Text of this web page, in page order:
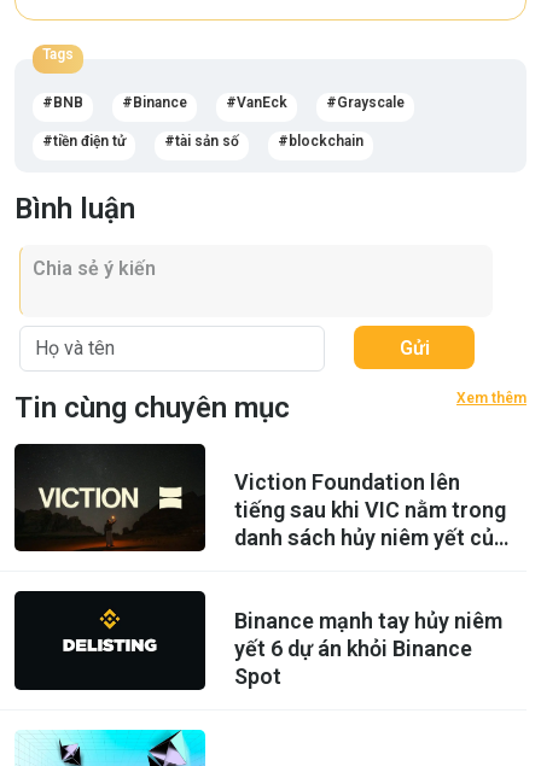
Tags
BNB Binance VanEck Grayscale
tiền điện tử tài sản số blockchain
Bình luận
Gửi
Tin cùng chuyên mục Xem thêm
Viction Foundation lên
tiếng sau khi VIC nằm trong
danh sách hủy niêm yết của
Binance mạnh tay hủy niêm
yết 6 dự án khỏi Binance
Spot